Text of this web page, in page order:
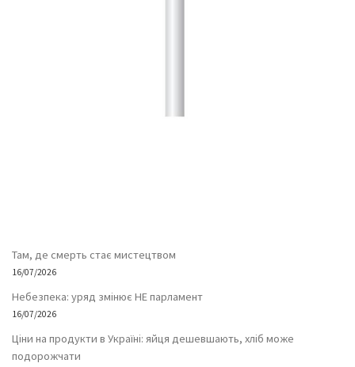
Там, де смерть стає мистецтвом
16/07/2026
Небезпека: уряд змінює НЕ парламент
16/07/2026
Ціни на продукти в Україні: яйця дешевшають, хліб може
подорожчати